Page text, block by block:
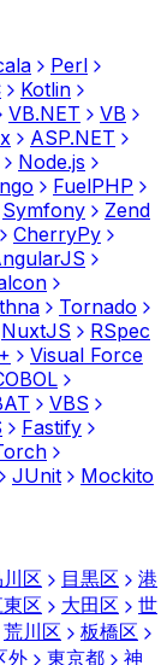
Perl
Kotlin
VB.NET
VB
ASP.NET
Node.js
FuelPHP
Symfony
Zend
CherryPy
Tornado
NuxtJS
RSpec
Visual Force
VBS
Fastify
JUnit
Mockito
区 目黒区
港
区 大田区
世
荒川区
板橋区
外 東京都 神